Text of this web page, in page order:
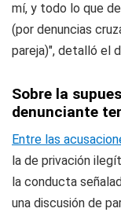
mí, y todo lo que
(por denuncias
pareja)", detalló el
Sobre la
denunciante
Entre las
la de privación
la conducta
una discusión de